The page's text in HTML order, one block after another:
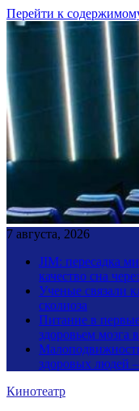
Перейти к
7 августа, 2026
JIM: пересадка
качество сна
Ученые связали
сколиоза
Питание в
здоровьем мозга
здоровых людей
Кинотеатр